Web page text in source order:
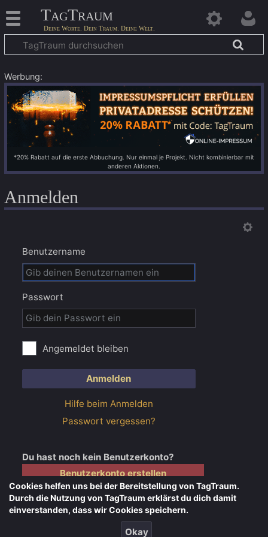
TagTraum
Werbung:
*20% Rabatt auf die erste Abbuchung. Nur einmal je Projekt. Nicht kombinierbar mit
anderen Aktionen.
Anmelden
Benutzername
Passwort
Angemeldet bleiben
Anmelden
Hilfe beim Anmelden
Passwort vergessen?
Du hast noch kein Benutzerkonto?
Benutzerkonto erstellen
Cookies helfen uns bei der Bereitstellung von TagTraum.
Durch die Nutzung von TagTraum erklärst du dich damit
einverstanden, dass wir Cookies speichern.
Okay
Datenschutz